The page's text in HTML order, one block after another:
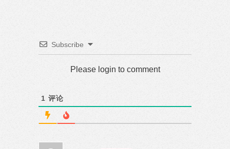
Subscribe
Please login to comment
1 评论